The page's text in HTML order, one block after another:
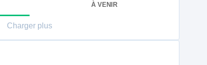
À VENIR
Charger plus